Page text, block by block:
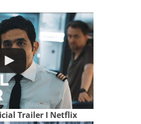
Trailer I Netflix